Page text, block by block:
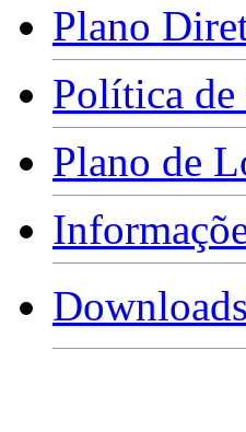
Plano
Política de
Plano de
Downloads